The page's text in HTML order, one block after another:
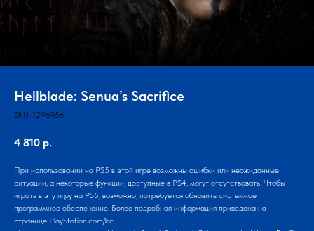
Hellblade: Senua’s Sacrifice
SKU: 1296956
4 810 р.
При использовании на PS5 в этой игре возможны ошибки или неожиданные
ситуации, а некоторые функции, доступные в PS4, могут отсутствовать. Чтобы
играть в эту игру на PS5, возможно, потребуется обновить системное
программное обеспечение. Более подробная информация приведена на
странице PlayStation.com/bc.